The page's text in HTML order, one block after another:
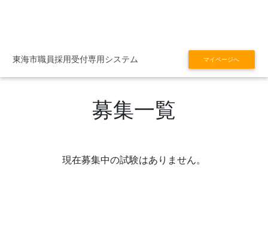
東海市職員採用受付専用システム マイページへ
募集一覧
現在募集中の試験はありません。